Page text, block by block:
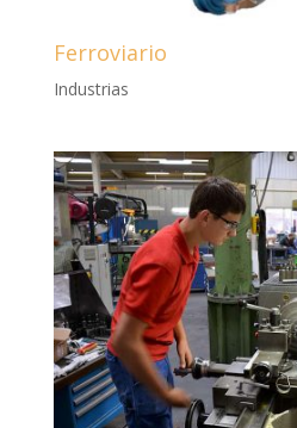
Ferroviario
Industrias